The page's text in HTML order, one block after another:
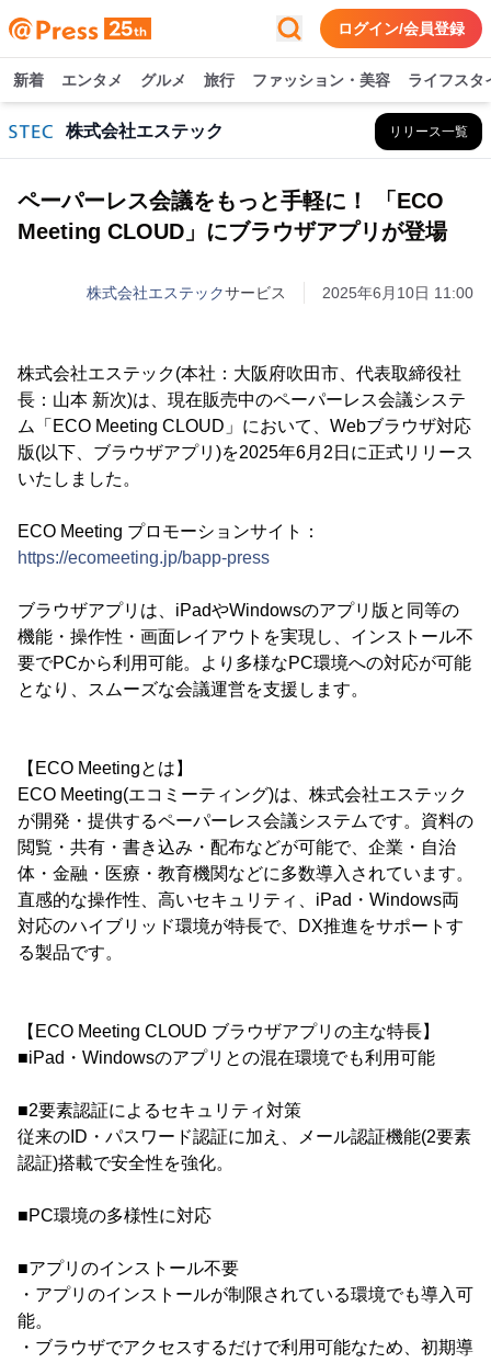
ログイン/会員登録
新着 エンタメ グルメ 旅行 ファッション・美容 ライフスタ
株式会社エステック リリース一覧
ペーパーレス会議をもっと手軽に！ 「ECO
Meeting CLOUD」にブラウザアプリが登場
株式会社エステックサービス 2025年6月10日 11:00
株式会社エステック(本社：大阪府吹田市、代表取締役社
長：山本 新次)は、現在販売中のペーパーレス会議システ
ム「ECO Meeting CLOUD」において、Webブラウザ対応
版(以下、ブラウザアプリ)を2025年6月2日に正式リリース
いたしました。
ECO Meeting プロモーションサイト：
https://ecomeeting.jp/bapp-press
ブラウザアプリは、iPadやWindowsのアプリ版と同等の
機能・操作性・画面レイアウトを実現し、インストール不
要でPCから利用可能。より多様なPC環境への対応が可能
となり、スムーズな会議運営を支援します。
【ECO Meetingとは】
ECO Meeting(エコミーティング)は、株式会社エステック
が開発・提供するペーパーレス会議システムです。資料の
閲覧・共有・書き込み・配布などが可能で、企業・自治
体・金融・医療・教育機関などに多数導入されています。
直感的な操作性、高いセキュリティ、iPad・Windows両
対応のハイブリッド環境が特長で、DX推進をサポートす
る製品です。
【ECO Meeting CLOUD ブラウザアプリの主な特長】
■iPad・Windowsのアプリとの混在環境でも利用可能
■2要素認証によるセキュリティ対策
従来のID・パスワード認証に加え、メール認証機能(2要素
認証)搭載で安全性を強化。
■PC環境の多様性に対応
■アプリのインストール不要
・アプリのインストールが制限されている環境でも導入可
能。
・ブラウザでアクセスするだけで利用可能なため、初期導